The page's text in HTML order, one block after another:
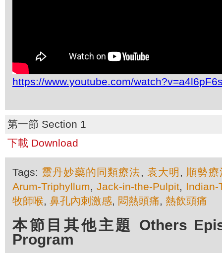
https://www.youtube.com/
第一節 Section 1
下載 Download
Tags: 靈丹妙藥的同類療法, 袁大明 , 順勢療
Arum-Triphyllum, Jack-in-the-Pulpit, Indian-
牧師喉, 鼻孔內刺激感, 悶熱頭痛, 熱飲頭痛
本節目其他主題 Others
Program